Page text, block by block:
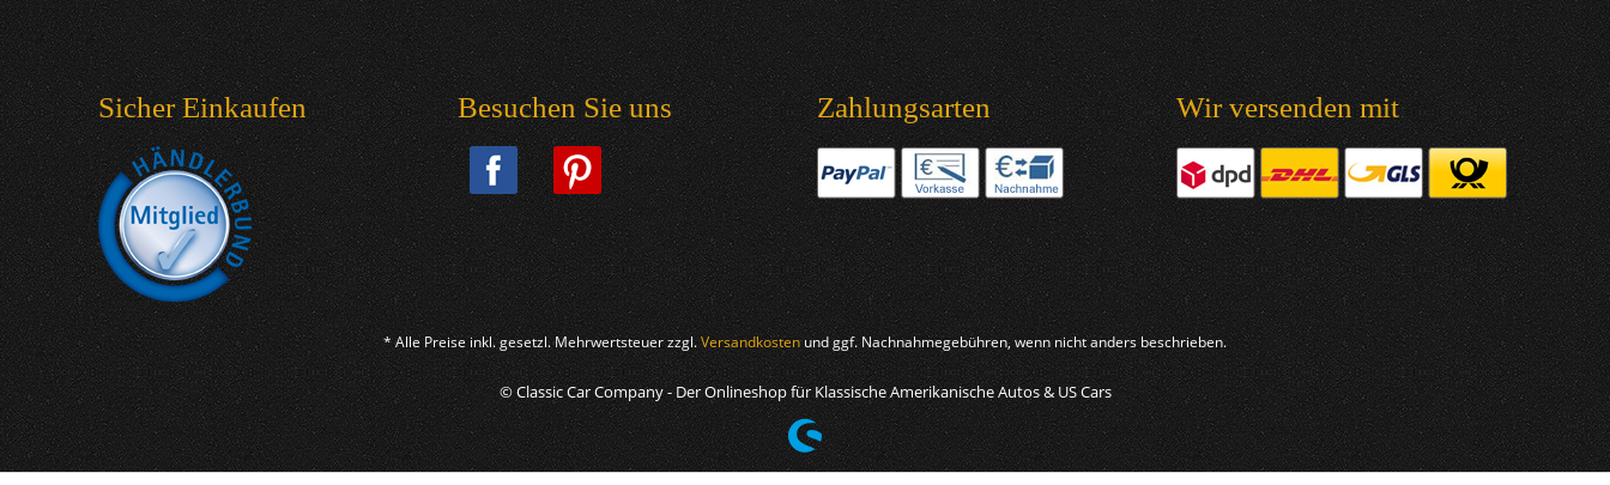
Sicher Einkaufen Besuchen Sie uns Zahlungsarten Wir versenden mit
* Alle Preise inkl. gesetzl. Mehrwertsteuer zzgl.Versandkostenund ggf. Nachnahmegebühren, wenn nicht anders beschrieben.
© Classic Car Company - Der Onlineshop für Klassische Amerikanische Autos & US Cars